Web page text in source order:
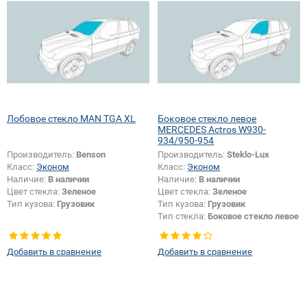
Лобовое стекло MAN TGA XL
Производитель: Benson
Класс: Эконом
Наличие: В наличии
Цвет стекла: Зеленое
Тип кузова: Грузовик
Добавить в сравнение
Боковое стекло левое
MERCEDES Actros W930-
934/950-954
Производитель:Steklo-Lux
Класс: Эконом
Наличие: В наличии
Цвет стекла:Зеленое
Тип кузова: Грузовик
Тип стекла: Боковое стекло левое
Добавить в сравнение